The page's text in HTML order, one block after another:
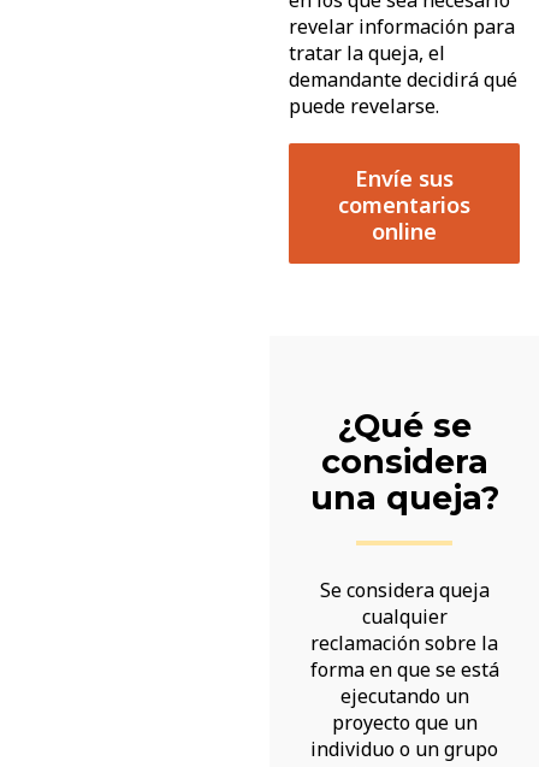
revelar información para
tratar la queja, el
demandante decidirá qué
puede revelarse.
Envíe sus
comentarios
online
¿Qué se
considera
una queja?
Se considera queja
cualquier
reclamación sobre la
forma en que se está
ejecutando un
proyecto que un
individuo o un grupo